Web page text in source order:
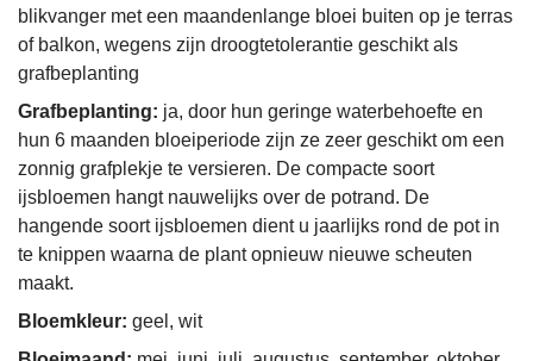
blikvanger met een maandenlange bloei buiten op je terras
of balkon, wegens zijn droogtetolerantie geschikt als
grafbeplanting
Grafbeplanting: ja, door hun geringe waterbehoefte en
hun 6 maanden bloeiperiode zijn ze zeer geschikt om een
zonnig grafplekje te versieren. De compacte soort
ijsbloemen hangt nauwelijks over de potrand. De
hangende soort ijsbloemen dient u jaarlijks rond de pot in
te knippen waarna de plant opnieuw nieuwe scheuten
maakt.
Bloemkleur: geel, wit